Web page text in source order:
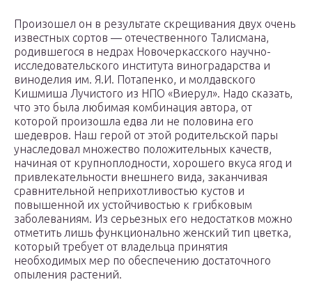
Произошел он в результате скрещивания двух очень
известных сортов — отечественного Талисмана,
родившегося в недрах Новочеркасского научно-
исследовательского института виноградарства и
виноделия им. Я.И. Потапенко, и молдавского
Кишмиша Лучистого из НПО «Виерул». Надо сказать,
что это была любимая комбинация автора, от
которой произошла едва ли не половина его
шедевров. Наш герой от этой родительской пары
унаследовал множество положительных качеств,
начиная от крупноплодности, хорошего вкуса ягод и
привлекательности внешнего вида, заканчивая
сравнительной неприхотливостью кустов и
повышенной их устойчивостью к грибковым
заболеваниям. Из серьезных его недостатков можно
отметить лишь функционально женский тип цветка,
который требует от владельца принятия
необходимых мер по обеспечению достаточного
опыления растений.